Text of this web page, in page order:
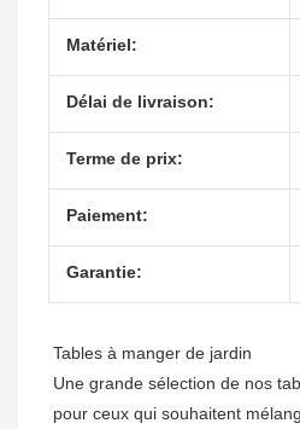
Matériel:
Délai de livraison:
Terme de prix:
Paiement:
Garantie:
Tables à manger de jardin
Une grande sélection de nos
pour ceux qui souhaitent